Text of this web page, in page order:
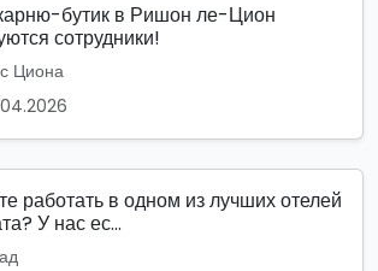
бутик в Ришон ле-Цион
сотрудники!
Циона
работать в одном из лучших отелей
У нас ес...